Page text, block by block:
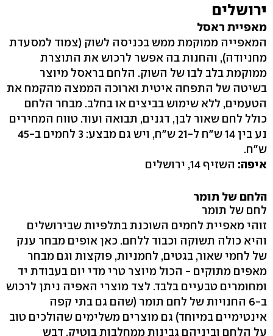
ירושלים
מאפיית ראסל
המאפייה ממוקמת ממש בכניסה לשוק (צמוד למסעדת
מחניודה), והחנות בה אפשר לרכוש את התוצרת
ממוקמת בלב לבו של השוק. הלחם בראסל מיוצר
בשיטה של התפחה איטית וארוכה הממצה מהקמח את
הטעמים, ללא שימוש בביצים או בחלב. מבחר הלחם
כולל לחם שאור לבן, דגנים, תבואה ועוד. טווח המחירים
נע בין 14 ש"ח ל-21 ש"ח, ויש גם מבצע: 3 לחמים ב-45
ש"ח.
איפה: השזיף 14, ירושלים
הלחם של תומר
לחם של תומר
זוהי מאפיית לחמים השוכנת בתלפיות שבירושלים
והיא כולה תשוקה וכבוד ללחם. כאן אופים מבחר ענק
של לחמי שאור, בגטים, לחמניות, פוקצות וגם מבחר
מאפים מתוקים - הכול מיוצר טרי מדי יום בעבודת יד
ומחומרים טבעיים בלבד. לצד מוצרי האפיה ניתן לרכוש
ב-6 החנויות של לחם תומר (שהם גם בתי קפה
אינטימיים במיוחד) גם מוצרים משלימים שהולכים טוב
על הלחם וביניהם גבינות ממחלבות בוטיק, דבש